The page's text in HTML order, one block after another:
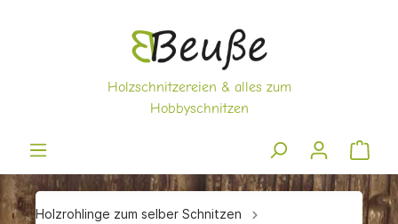
Holzrohlinge zum selber Schnitzen